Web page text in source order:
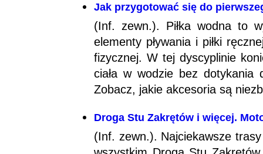
Jak przygotować się do
(Inf. zewn.). Piłka wodna to
elementy pływania i piłki
fizycznej. W tej dyscyplinie
ciała w wodzie bez dotykania
Zobacz, jakie akcesoria są
Droga Stu Zakrętów i więcej.
(Inf. zewn.). Najciekawsze